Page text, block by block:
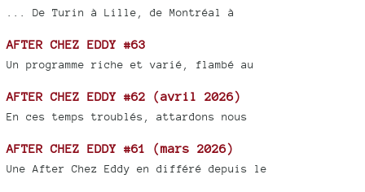
... De Turin à Lille, de Montréal à
AFTER CHEZ EDDY #63
Un programme riche et varié, flambé au
AFTER CHEZ EDDY #62 (avril 2026)
En ces temps troublés, attardons nous
AFTER CHEZ EDDY #61 (mars 2026)
Une After Chez Eddy en différé depuis le